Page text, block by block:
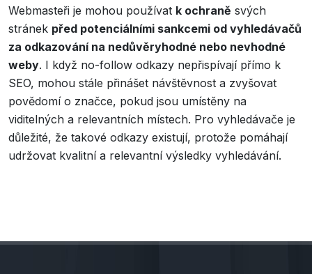
Webmasteři je mohou používat k ochraně svých
stránek před potenciálními sankcemi od vyhledávačů
za odkazování na nedůvěryhodné nebo nevhodné
weby. I když no-follow odkazy nepřispívají přímo k
SEO, mohou stále přinášet návštěvnost a zvyšovat
povědomí o značce, pokud jsou umístěny na
viditelných a relevantních místech. Pro vyhledávače je
důležité, že takové odkazy existují, protože pomáhají
udržovat kvalitní a relevantní výsledky vyhledávání.